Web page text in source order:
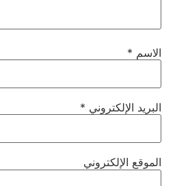
الاسم *
البريد الإلكتروني *
الموقع الإلكتروني